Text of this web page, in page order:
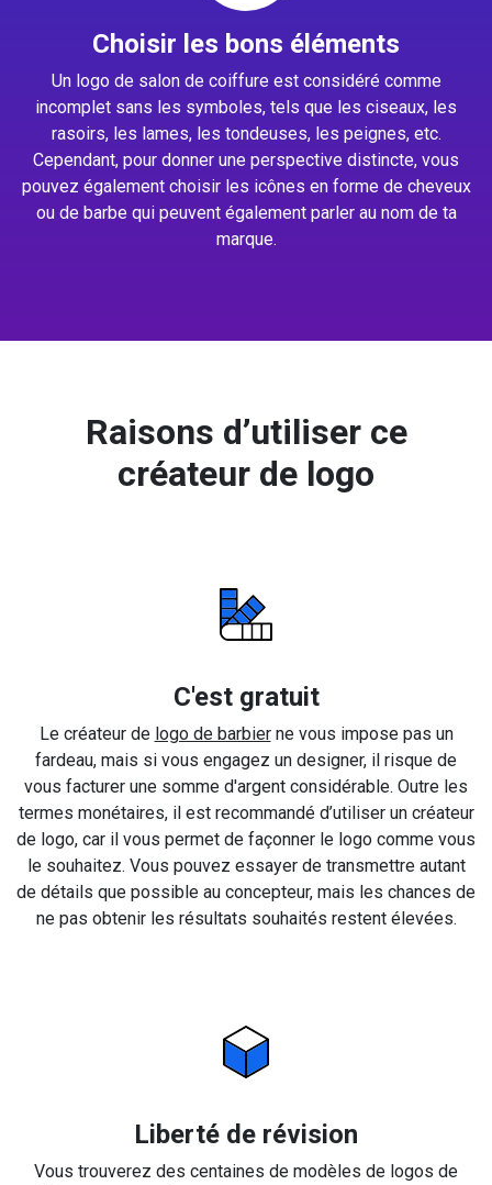
Choisir les bons éléments
Un logo de salon de coiffure est considéré comme
incomplet sans les symboles, tels que les ciseaux, les
rasoirs, les lames, les tondeuses, les peignes, etc.
Cependant, pour donner une perspective distincte, vous
pouvez également choisir les icônes en forme de cheveux
ou de barbe qui peuvent également parler au nom de ta
marque.
Raisons d’utiliser ce
créateur de logo
C'est gratuit
Le créateur de logo de barbierne vous impose pas un
fardeau, mais si vous engagez un designer, il risque de
vous facturer une somme d'argent considérable. Outre les
termes monétaires, il est recommandé d’utiliser un créateur
de logo, car il vous permet de façonner le logo comme vous
le souhaitez. Vous pouvez essayer de transmettre autant
de détails que possible au concepteur, mais les chances de
ne pas obtenir les résultats souhaités restent élevées.
Liberté de révision
Vous trouverez des centaines de modèles de logos de